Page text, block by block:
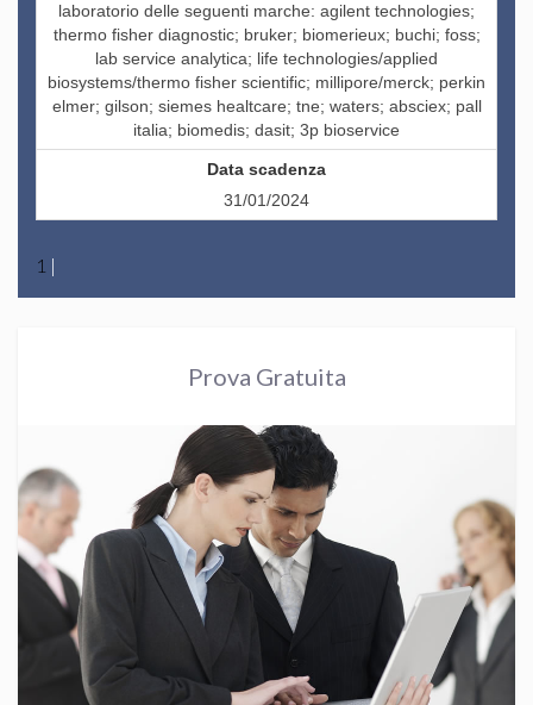
laboratorio delle seguenti marche: agilent technologies;
thermo fisher diagnostic; bruker; biomerieux; buchi; foss;
lab service analytica; life technologies/applied
biosystems/thermo fisher scientific; millipore/merck; perkin
elmer; gilson; siemes healtcare; tne; waters; absciex; pall
italia; biomedis; dasit; 3p bioservice
31/01/2024
1 |
Prova Gratuita